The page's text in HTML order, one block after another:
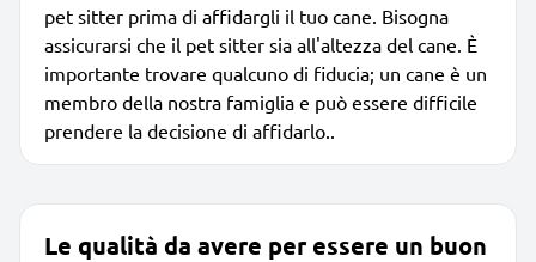
pet sitter prima di affidargli il tuo cane. Bisogna
assicurarsi che il pet sitter sia all'altezza del cane. È
importante trovare qualcuno di fiducia; un cane è un
membro della nostra famiglia e può essere difficile
prendere la decisione di affidarlo..
Le qualità da avere per essere un buon